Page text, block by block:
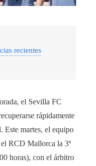
recientes
el Sevilla FC
rápidamente
Este martes, el equipo
RCD Mallorca la 3ª
horas), con el árbitro